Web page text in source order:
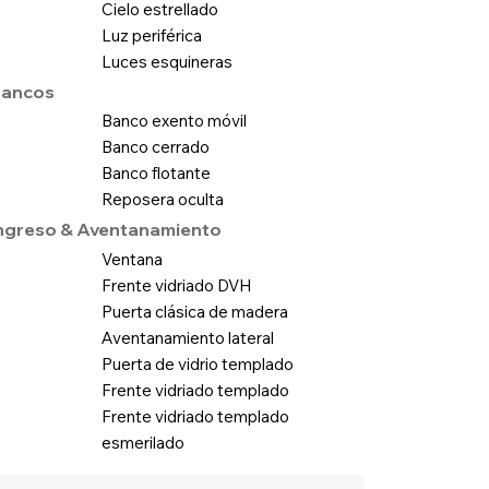
Cielo estrellado
Luz periférica
Luces esquineras
Banco exento móvil
Banco cerrado
Banco flotante
Reposera oculta
& Aventanamiento
Ventana
Frente vidriado DVH
Puerta clásica de madera
Aventanamiento lateral
Puerta de vidrio templado
Frente vidriado templado
Frente vidriado templado
esmerilado